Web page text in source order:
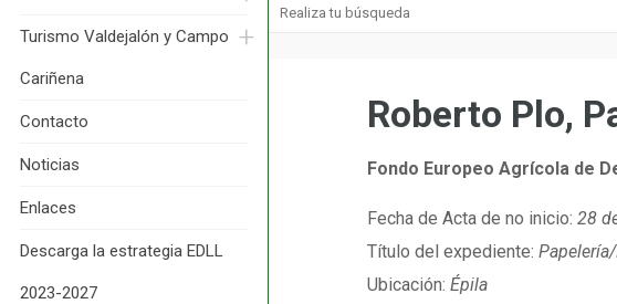
Turismo Valdejalón y Campo
Cariñena
Contacto
Noticias
Enlaces
Descarga la estrategia EDLL
2023-2027
Roberto Plo,
Fondo Europeo Agrícola de
Fecha de Acta de no inicio:28
Título del expediente:
Ubicación:Épila